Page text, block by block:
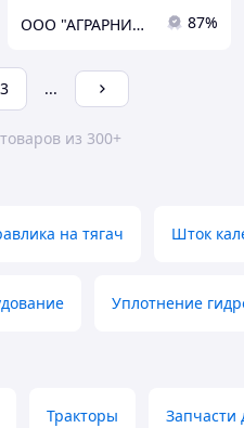
ООО "АГРАРНИК ТС", г. Харьков 87%
3 ...
из 300+
на тягач Шток
Уплотнение
Тракторы Запчасти